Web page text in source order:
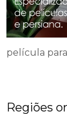
película
Regiões